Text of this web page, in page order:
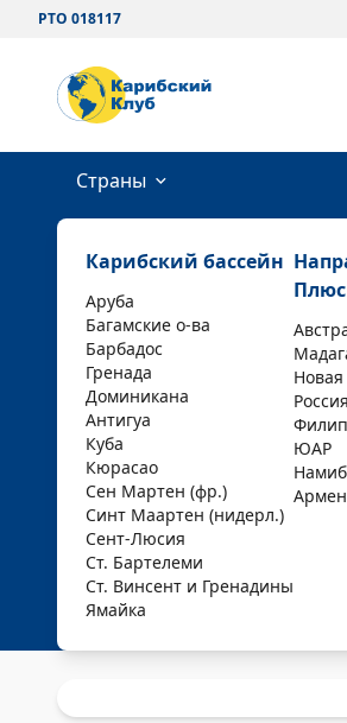
РТО 018117
Страны
Карибский бассейн
Аруба
Багамские о-ва
Барбадос
Гренада
Доминикана
Антигуа
Куба
Кюрасао
Сен Мартен (фр.)
Синт Маартен (нидерл.)
Сент-Люсия
Ст. Бартелеми
Ст. Винсент и Гренадины
Ямайка
Плюс
Россия
ЮАР